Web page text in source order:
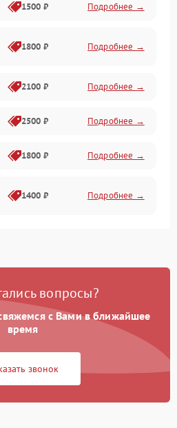
и паром
1500 ₽ Подробнее →
1800 ₽ Подробнее →
2100 ₽ Подробнее →
2500 ₽ Подробнее →
1800 ₽ Подробнее →
1400 ₽ Подробнее →
1500 ₽ Подробнее →
вопросы?
с Вами в ближайшее
время
звонок